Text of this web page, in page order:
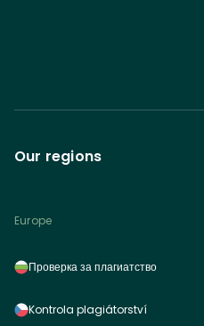
Our regions
Europe
Проверка за плагиатство
Kontrola plagiátorství